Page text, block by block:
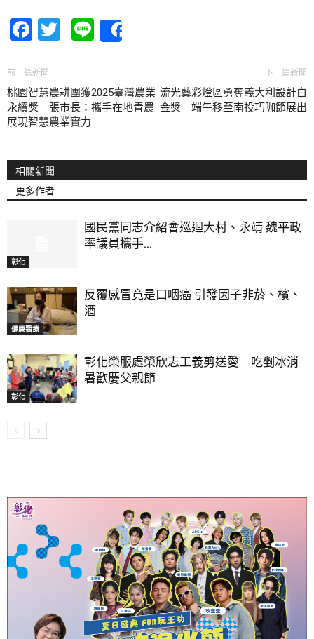
Facebook
Twitter
Line
前一篇新聞
桃園智慧農耕團獲2025臺灣農業
永續獎 張市長：攜手在地青農
展現智慧農業實力
下一篇新聞
流光藝彩燈區勇奪義大利設計白
金獎 端午移至南投巧咖節展出
相關新聞
更多作者
彰化
國民黨同志介紹會巡迴大村、永靖 魏平政
率議員攜手...
健康醫療
反覆感冒竟是口咽癌 引發因子非菸、檳、
酒
彰化
彰化榮服處榮欣志工義剪送愛 吃剉冰消
暑歡慶父親節